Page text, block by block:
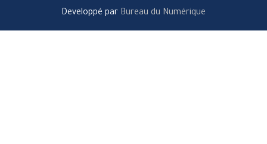
Developpé par Bureau du Numérique